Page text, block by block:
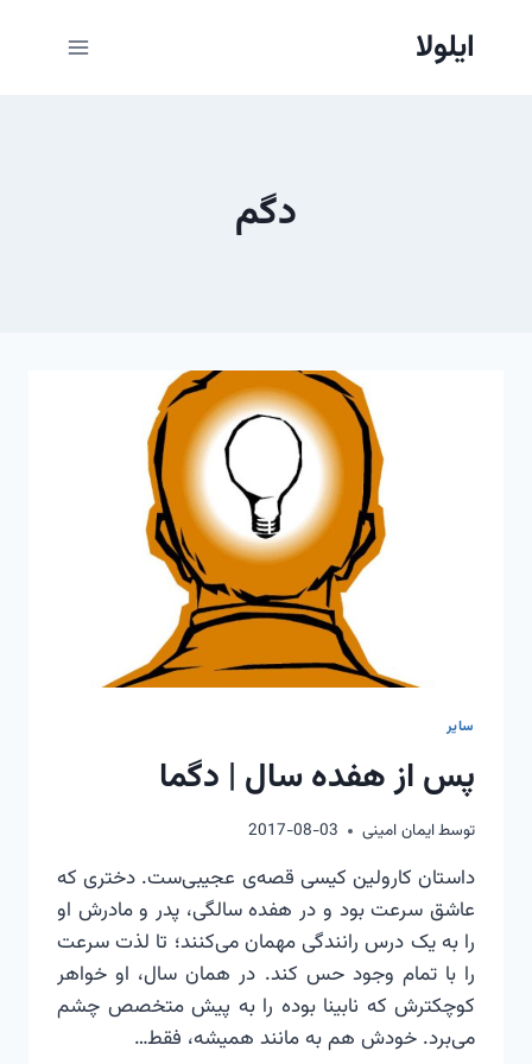
ایلولا
دگم
سایر
پس از هفده سال | دگما
توسطایمان امینی 2017-08-03
داستان کارولین کیسی قصه‌ی عجیبی‌ست. دختری که
عاشق سرعت بود و در هفده سالگی، پدر و مادرش او
را به یک درس رانندگی مهمان می‌کنند؛ تا لذت سرعت
را با تمام وجود حس کند. در همان سال، او خواهر
کوچکترش که نابینا بوده را به پیش متخصص چشم
می‌برد. خودش هم به مانند همیشه، فقط…